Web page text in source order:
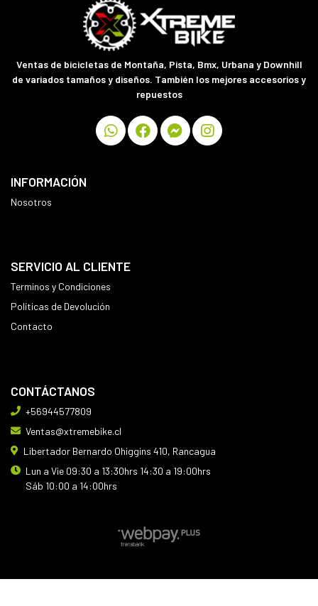
Ventas de bicicletas de Montaña, Pista, Bmx, Urbana y Downhill
de variados tamaños y diseños. También los mejores accesorios y
repuestos
INFORMACIÓN
Nosotros
SERVICIO AL CLIENTE
Terminos y Condiciones
Políticas de Devolución
Contacto
CONTÁCTANOS
+56944577809
Ventas@xtremebike.cl
Libertador Bernardo Ohiggins 410, Rancagua
Lun a Vie 09:30 a 13:30hrs 14:30 a 19:00hrs
Sáb 10:00 a 14:00hrs